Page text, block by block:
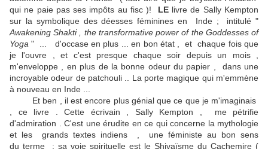
qui ne paie pas ses impôts au fisc )! LElivre de Sally Kempton
sur la symbolique des déesses féminines en Inde ; intitulé "
Awakening Shakti , the transformative power of the Goddesses of
Yoga" ... d'occase en plus ... en bon état , et chaque fois que
je l'ouvre , et c'est presque chaque soir depuis un mois ,
m'enveloppe , en plus de la bonne odeur du papier , dans une
incroyable odeur de patchouli .. La porte magique qui m'emmène
à nouveau en Inde ...
Et ben , il est encore plus génial que ce que je m'imaginais
, ce livre . Cette écrivain , Sally Kempton , me pétrifie
d'admiration . C'est une érudite en ce qui concerne la mythologie
et les grands textes indiens , une féministe au bon sens
du terme ; sa voie spirituelle est le Shivaïsme du Cachemire (